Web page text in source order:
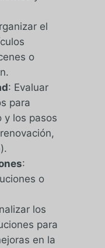
el
o
: Evaluar
para
y los pasos
:
o
los
para
en la